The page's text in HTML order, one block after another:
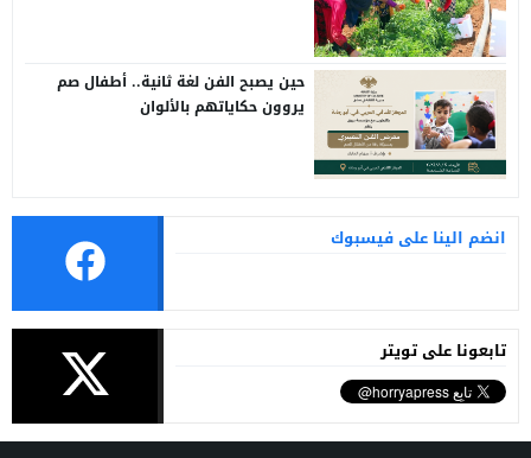
حين يصبح الفن لغة ثانية.. أطفال صم
يروون حكاياتهم بالألوان
انضم الينا على فيسبوك
تابعونا على تويتر